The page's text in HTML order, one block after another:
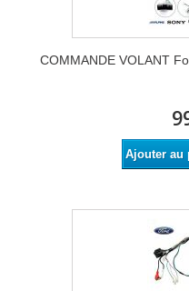
COMMANDE VOLANT
Ajouter au